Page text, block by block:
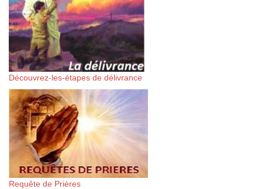
Découvrez-les-étapes de délivrance
Requête de Prières